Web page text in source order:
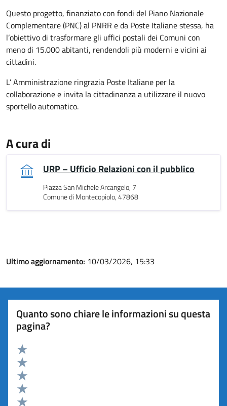
Questo progetto, finanziato con fondi del Piano Nazionale
Complementare (PNC) al PNRR e da Poste Italiane stessa, ha
l’obiettivo di trasformare gli uffici postali dei Comuni con
meno di 15.000 abitanti, rendendoli più moderni e vicini ai
cittadini.
L’ Amministrazione ringrazia Poste Italiane per la
collaborazione e invita la cittadinanza a utilizzare il nuovo
sportello automatico.
A cura di
URP – Ufficio Relazioni con il pubblico
Piazza San Michele Arcangelo, 7
Comune di Montecopiolo, 47868
Ultimo aggiornamento: 10/03/2026, 15:33
Quanto sono chiare le informazioni su questa
pagina?
Valuta 5 stelle su 5
Valuta 4 stelle su 5
Valuta 3 stelle su 5
Valuta 2 stelle su 5